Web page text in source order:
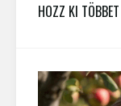
HOZZ KI